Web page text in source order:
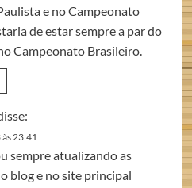
e no Campeonato
de estar sempre a par do
Campeonato Brasileiro.
23:41
sempre atualizando as
blog e no site principal